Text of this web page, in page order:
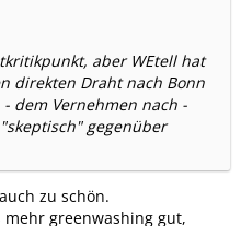
aber WEtell hat
direkten Draht nach Bonn
dem Vernehmen nach -
gegenüber
zu schön.
mehr greenwashing gut,